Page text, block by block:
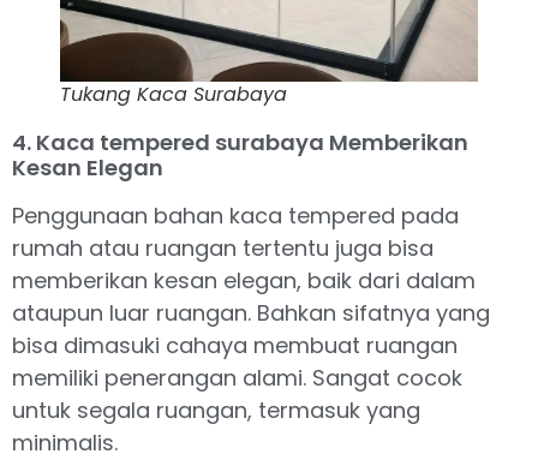
Tukang Kaca Surabaya
4. Kaca tempered surabaya Memberikan
Kesan Elegan
Penggunaan bahan kaca tempered pada
rumah atau ruangan tertentu juga bisa
memberikan kesan elegan, baik dari dalam
ataupun luar ruangan. Bahkan sifatnya yang
bisa dimasuki cahaya membuat ruangan
memiliki penerangan alami. Sangat cocok
untuk segala ruangan, termasuk yang
minimalis.